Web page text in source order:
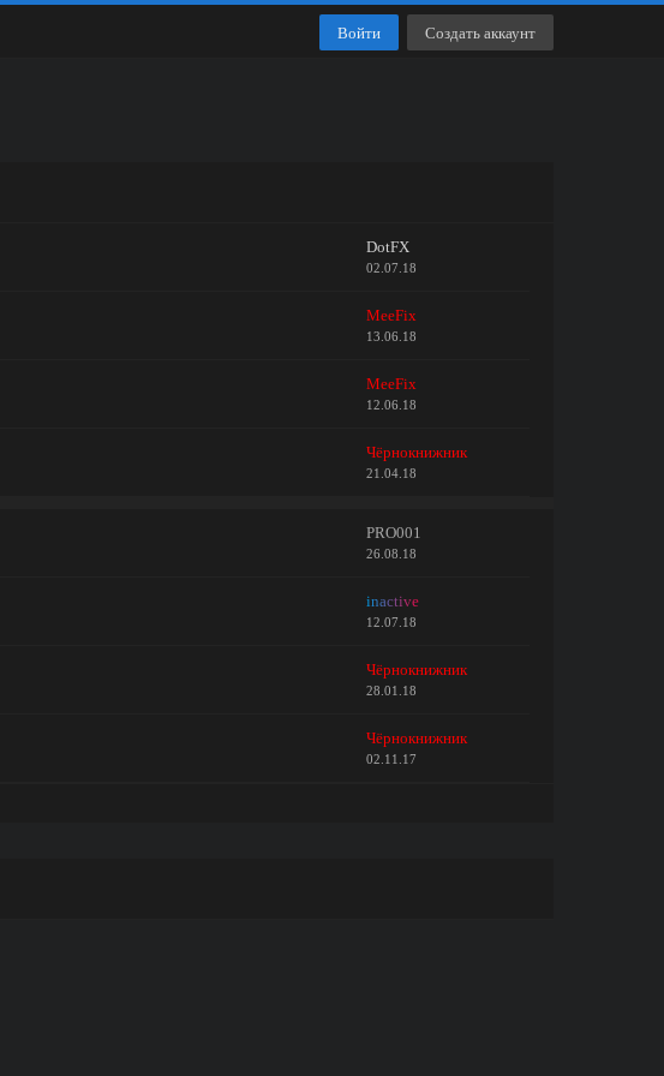
DotFX
02.07.18
MeeFix
13.06.18
MeeFix
12.06.18
Чёрнокнижник
21.04.18
PRO001
26.08.18
inactive
12.07.18
Чёрнокнижник
28.01.18
Чёрнокнижник
02.11.17
Войти Создать аккаунт